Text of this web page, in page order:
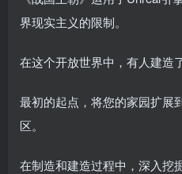
界现实主义的限制。
在这个开放世界中，有人建造
最初的起点，将您的家园扩展
区。
在制造和建造过程中，深入挖